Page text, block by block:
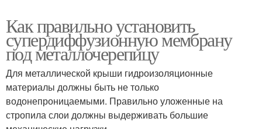
Как правильно установить
супердиффузионную мембрану
под металлочерепицу
Для металлической крыши гидроизоляционные
материалы должны быть не только
водонепроницаемыми. Правильно уложенные на
стропила слои должны выдерживать большие